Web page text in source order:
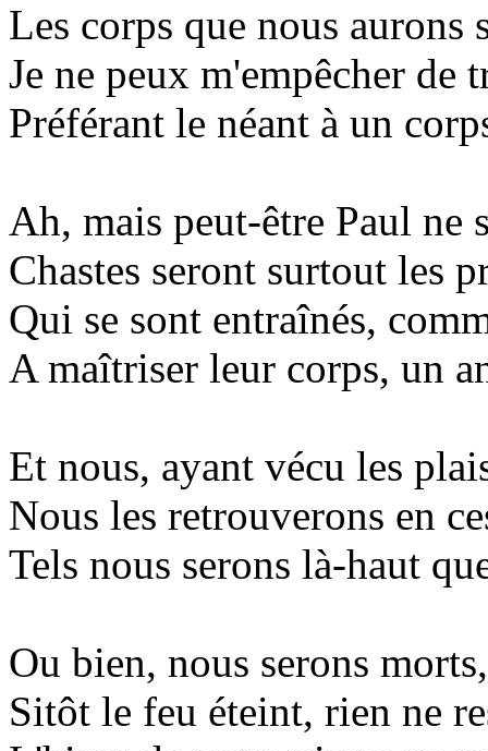
Les corps que nous aurons
Je ne peux m'empêcher de
Préférant le néant à un
Ah, mais peut-être Paul ne
Chastes seront surtout les
Qui se sont entraînés,
A maîtriser leur corps, un
Et nous, ayant vécu les
Nous les retrouverons en
Tels nous serons là-haut
Ou bien, nous serons
Sitôt le feu éteint, rien ne